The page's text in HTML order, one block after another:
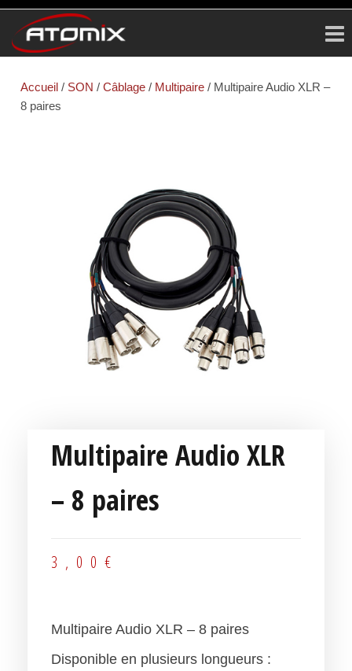
Accueil / SON / Câblage / Multipaire / Multipaire Audio XLR –
8 paires
Multipaire Audio XLR
– 8 paires
3,00 €
Multipaire Audio XLR – 8 paires
Disponible en plusieurs longueurs :